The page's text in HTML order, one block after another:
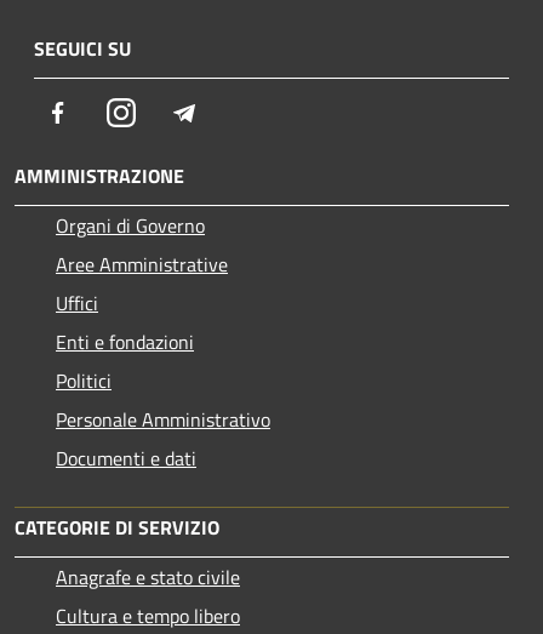
SEGUICI SU
FacebookInstagram
AMMINISTRAZIONE
Organi di Governo
Aree Amministrative
Uffici
Enti e fondazioni
Politici
Personale Amministrativo
Documenti e dati
CATEGORIE DI SERVIZIO
Anagrafe e stato civile
Cultura e tempo libero